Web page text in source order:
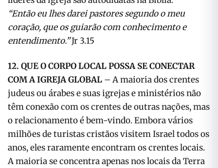
“Então eu lhes darei pastores segundo o meu
coração, que os guiarão com conhecimento e
entendimento.”Jr 3.15
12. QUE O CORPO LOCAL POSSA SE CONECTAR
COM A IGREJA GLOBAL – A maioria dos crentes
judeus ou árabes e suas igrejas e ministérios não
têm conexão com os crentes de outras nações, mas
o relacionamento é bem-vindo. Embora vários
milhões de turistas cristãos visitem Israel todos os
anos, eles raramente encontram os crentes locais.
A maioria se concentra apenas nos locais da Terra